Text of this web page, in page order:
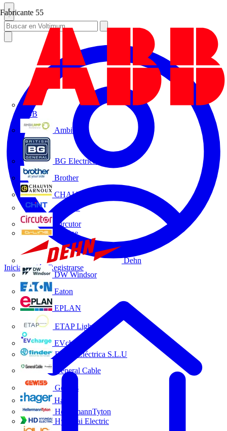
Fabricante 55
ABB
Ambilamp
BG Electrical
Brother
CHAUVIN ARNOUX
CHINT
Circutor
D-Line
Dehn
DW Windsor
Eaton
EPLAN
ETAP Lighting
EVcharge
Finder Eléctrica S.L.U
General Cable
Gewiss
Hager
HellermannTyton
Hyundai Electric
Iniciar sesión Registrarse